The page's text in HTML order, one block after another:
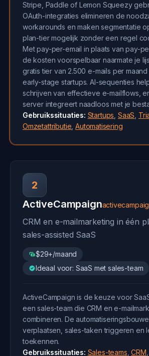
Stripe, Paddle of Lemon Squeezy
OAuth-integraties elimineren de
workarounds en maken segmentatie
plan-tier mogelijk zonder een regel
Met pay-per-email in plaats van pay-
de kosten voorspelbaar naarmate je
gratis tier van 2.500 e-mails per
early-stage startups. AI-sequenties
schrijven van effectieve e-mailflows,
server integreert naadloos met je
Gebruikssituaties: Startups SaaS
Omzetattributie ,Automatisering
2
ActiveCampaign
CRM en e-mailmarketing in één
sales-assisted SaaS
$29+/maand
Ideaal voor: SaaS met sales-team
ActiveCampaign is de keuze voor
een sales-team die CRM en e-
combineren. De
verplaatsen, sales-taken triggeren en
toekennen.
Gebruikssituaties: Sales-teams ,CRM